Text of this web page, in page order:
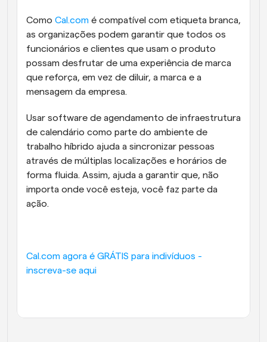
Como Cal.com é compatível com etiqueta branca,
as organizações podem garantir que todos os
funcionários e clientes que usam o produto
possam desfrutar de uma experiência de marca
que reforça, em vez de diluir, a marca e a
mensagem da empresa.
Usar software de agendamento de infraestrutura
de calendário como parte do ambiente de
trabalho híbrido ajuda a sincronizar pessoas
através de múltiplas localizações e horários de
forma fluida. Assim, ajuda a garantir que, não
importa onde você esteja, você faz parte da
ação.
Cal.com agora é GRÁTIS para indivíduos -
inscreva-se aqui